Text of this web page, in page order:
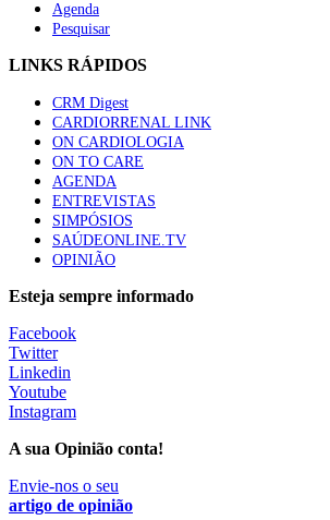
Agenda
Pesquisar
LINKS RÁPIDOS
CRM Digest
CARDIORRENAL LINK
ON CARDIOLOGIA
ON TO CARE
AGENDA
ENTREVISTAS
SIMPÓSIOS
SAÚDEONLINE.TV
OPINIÃO
Esteja sempre informado
Facebook
Twitter
Linkedin
Youtube
Instagram
A sua Opinião conta!
Envie-nos o seu
artigo de opinião